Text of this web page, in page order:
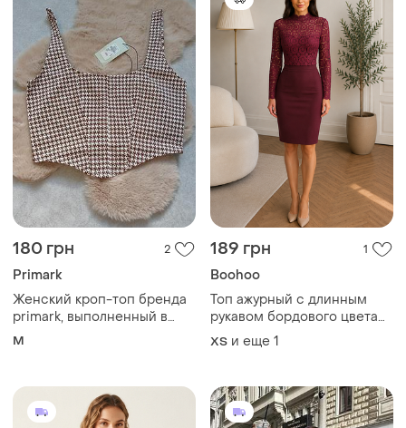
180 грн 2
Primark
Женский кроп-топ бренда
primark, выполненный в
коричнево-белом цвете с
M
189 грн 1
Boohoo
Топ ажурный с длинным
рукавом бордового цвета
от бренда boohoo
ХS и еще 1